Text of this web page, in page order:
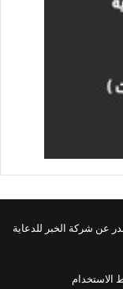
| يصدر عن شركة الخبر للدعاية
الاستخدام